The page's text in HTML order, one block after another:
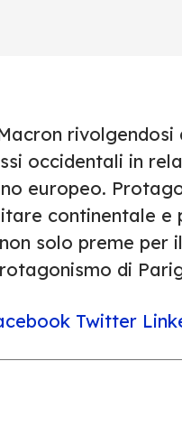
occidentali in
europeo.
continentale e
solo preme
di
Twitter